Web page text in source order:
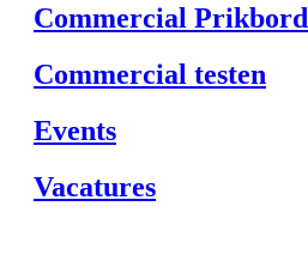
Commercial Prikbord
Commercial testen
Events
Vacatures